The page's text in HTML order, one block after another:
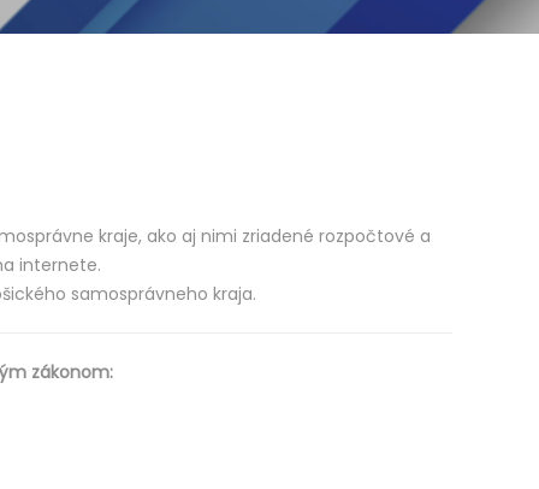
kraje, ako aj nimi zriadené rozpočtové a
internete.
samosprávneho kraja.
zákonom: